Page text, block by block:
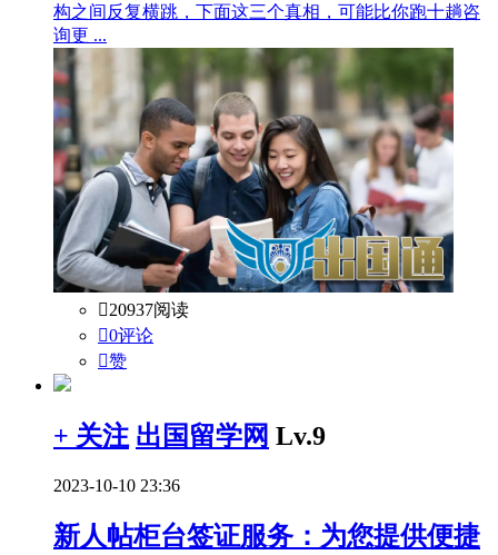
构之间反复横跳，下面这三个真相，可能比你跑十趟咨
询更 ...
20937阅读
0评论
赞
+ 关注 出国留学网 Lv.9
2023-10-10 23:36
新人帖柜台签证服务：为您提供便捷